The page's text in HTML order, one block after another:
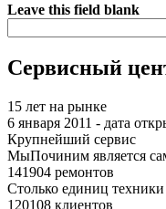
Leave this field blank
Сервисный
15 лет на рынке
6 января 2011 - дата
Крупнейший сервис
МыПочиним является
141904 ремонтов
Столько единиц
120108 клиентов